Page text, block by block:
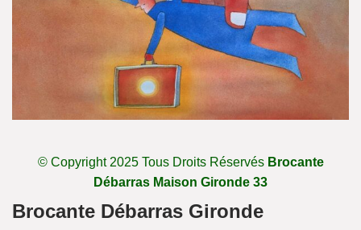
© Copyright 2025 Tous Droits Réservés Brocante
Débarras Maison Gironde 33
Brocante Débarras Gironde